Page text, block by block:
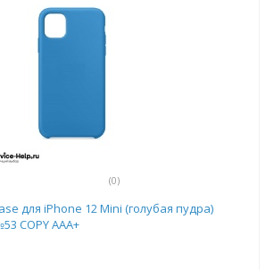
(0)
для iPhone 12 Mini (голубая пудра)
COPY AAA+